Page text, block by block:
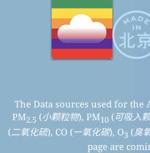
The Data sources used for
PM2.5 (小颗粒物), PM10 (可吸入
(二氧化硫), CO (一氧化碳), O3 (臭
page are